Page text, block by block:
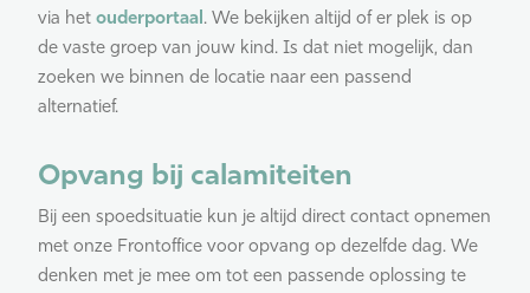
via het ouderportaal. We bekijken altijd of er plek is op
de vaste groep van jouw kind. Is dat niet mogelijk, dan
zoeken we binnen de locatie naar een passend
alternatief.
Opvang bij calamiteiten
Bij een spoedsituatie kun je altijd direct contact opnemen
met onze Frontoffice voor opvang op dezelfde dag. We
denken met je mee om tot een passende oplossing te